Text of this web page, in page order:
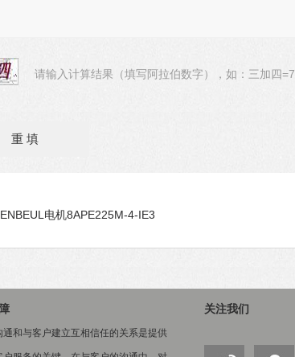
请输入计算结果（填写阿拉伯数字），如：三加四=7
电机8APE225M-4-IE3
通和与客户建立互相信任的关系是提供
关注我们